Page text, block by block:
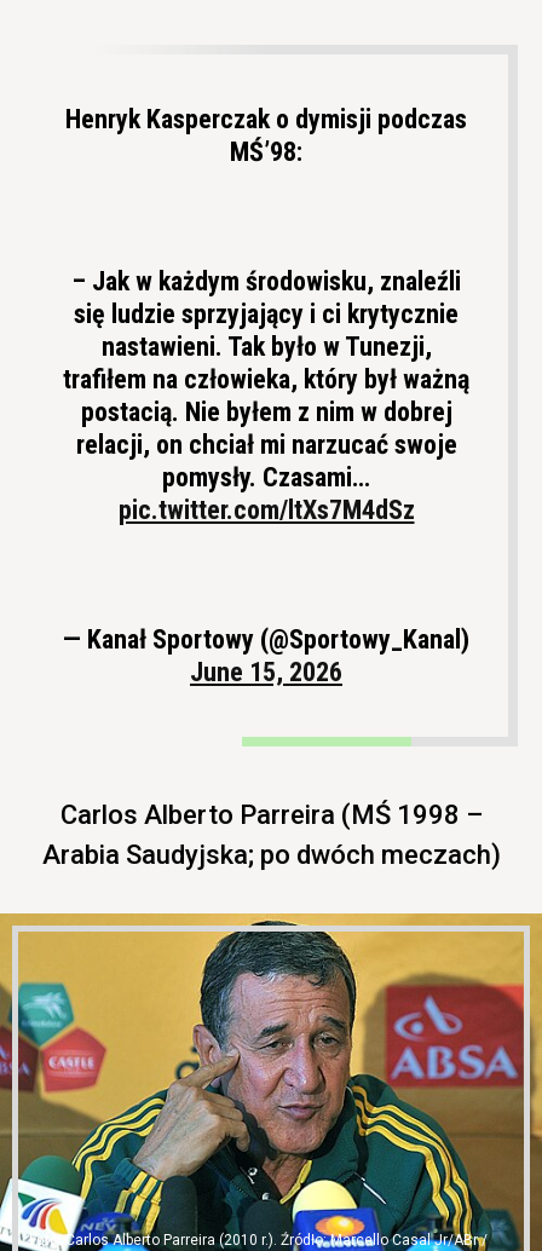
Henryk Kasperczak o dymisji podczas
MŚ’98:
– Jak w każdym środowisku, znaleźli
się ludzie sprzyjający i ci krytycznie
nastawieni. Tak było w Tunezji,
trafiłem na człowieka, który był ważną
postacią. Nie byłem z nim w dobrej
relacji, on chciał mi narzucać swoje
pomysły. Czasami…
pic.twitter.com/ltXs7M4dSz
— Kanał Sportowy (@Sportowy_Kanal)
June 15, 2026
Carlos Alberto Parreira (MŚ 1998 –
Arabia Saudyjska; po dwóch meczach)
Carlos Alberto Parreira (2010 r.). Źródło: Marcello Casal Jr/ABr /